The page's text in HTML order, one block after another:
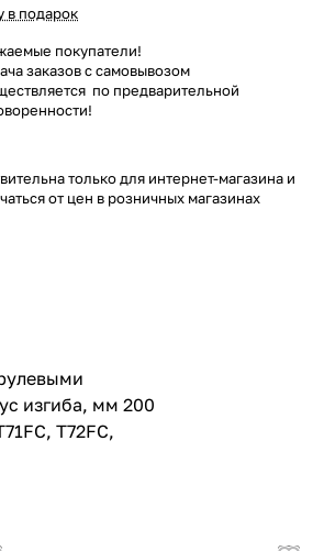
в подарок
покупатели!
заказов с самовывозом
по предварительной
только для интернет-магазина и
от цен в розничных магазинах
изгиба, мм 200
T72FC,